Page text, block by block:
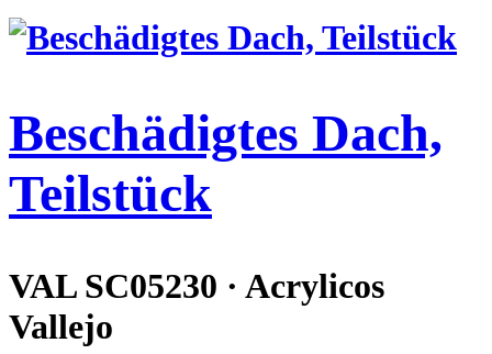
Beschädigtes Dach,
Teilstück
VAL SC05230 · Acrylicos
Vallejo